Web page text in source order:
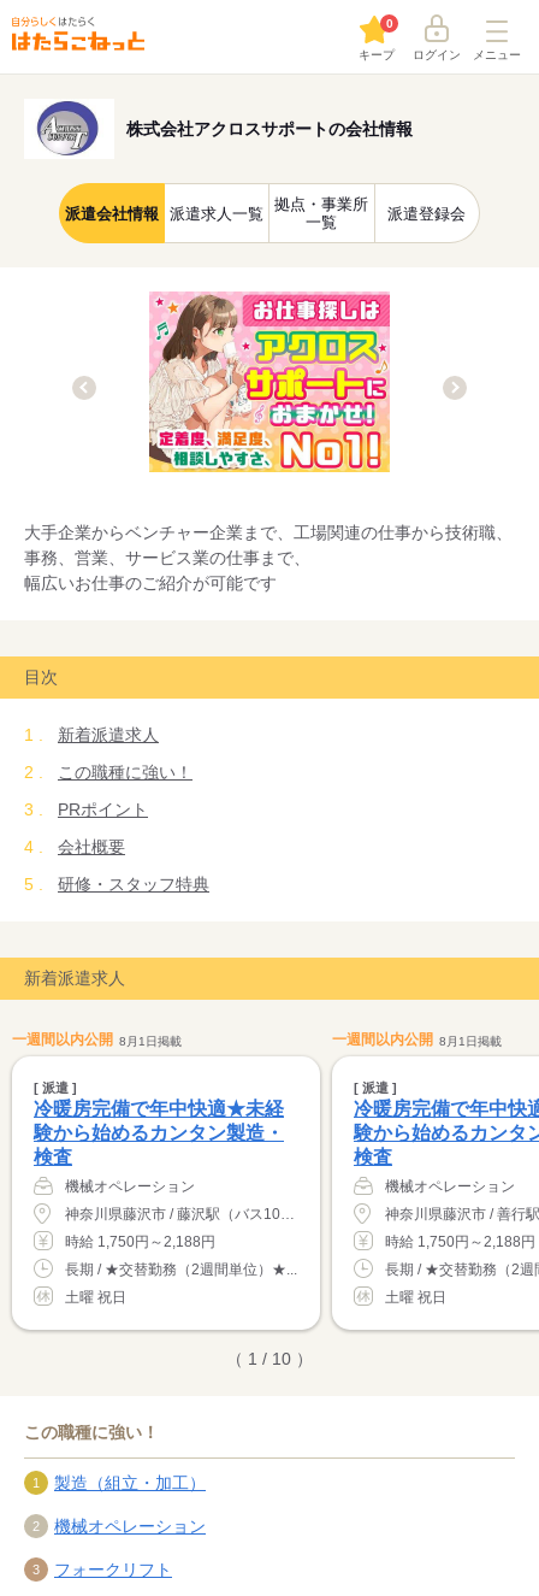
キープ
0
ログイン メニュー
株式会社アクロスサポートの会社情報
派遣会社情報 派遣求人一覧
拠点・事業所
一覧
派遣登録会
大手企業からベンチャー企業まで、工場関連の仕事から技術職、
事務、営業、サービス業の仕事まで、
幅広いお仕事のご紹介が可能です
目次
新着派遣求人
この職種に強い！
PRポイント
会社概要
研修・スタッフ特典
新着派遣求人
一週間以内公開 8月1日掲載
[ 派遣 ]
冷暖房完備で年中快適★未経
験から始めるカンタン製造・
検査
機械オペレーション
神奈川県藤沢市 / 藤沢駅（バス10分）
時給 1,750円～2,188円
長期 / ★交替勤務（2週間単位）★...
土曜 祝日
一週間以内公開 8月1日掲載
[ 派遣 ]
冷暖房完備で年中快
験から始めるカンタ
検査
機械オペレーション
時給 1,750円～2,188円
長期 / ★交替勤務（2
土曜 祝日
（ 1 / 10 ）
この職種に強い！
製造（組立・加工）
機械オペレーション
フォークリフト